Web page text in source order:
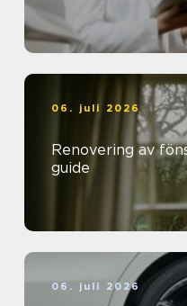
06. juli 2026
Renovering av
guide
06. juli 2026